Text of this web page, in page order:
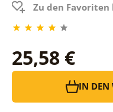
Zu den Favoriten
25,58 €
IN DEN